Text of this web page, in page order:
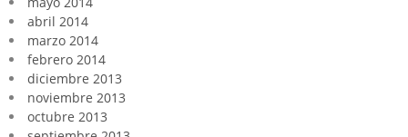
abril 2014
marzo 2014
febrero 2014
diciembre 2013
noviembre 2013
octubre 2013